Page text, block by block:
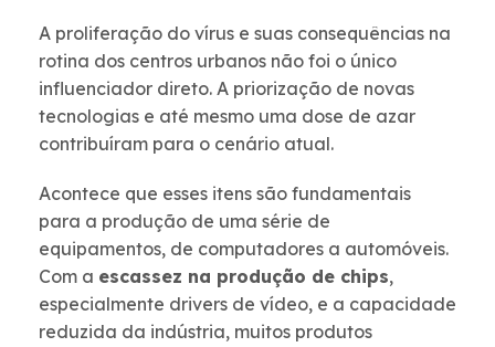
A proliferação do vírus e suas consequências na
rotina dos centros urbanos não foi o único
influenciador direto. A priorização de novas
tecnologias e até mesmo uma dose de azar
contribuíram para o cenário atual.
Acontece que esses itens são fundamentais
para a produção de uma série de
equipamentos, de computadores a automóveis.
Com a escassez na produção de chips,
especialmente drivers de vídeo, e a capacidade
reduzida da indústria, muitos produtos